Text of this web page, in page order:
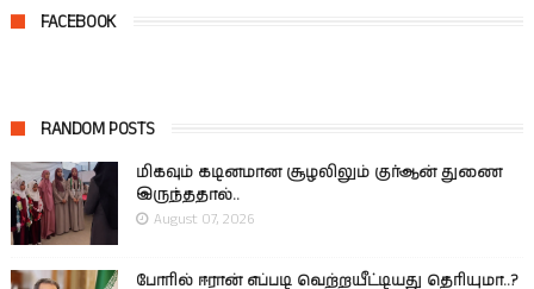
FACEBOOK
RANDOM POSTS
மிகவும் கடினமான சூழலிலும் குர்ஆன் துணை
இருந்ததால்..
August 07, 2026
போரில் ஈரான் எப்படி வெற்றயீட்டியது தெரியுமா..?